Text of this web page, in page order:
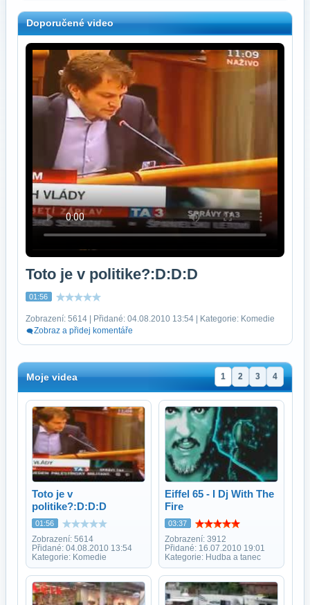
Doporučené video
Toto je v politike?:D:D:D
01:56
Zobrazení: 5614 | Přidané: 04.08.2010 13:54 | Kategorie: Komedie
Zobraz a přidej komentáře
Moje videa 1 2 3 4
Toto je v
politike?:D:D:D
01:56
Zobrazení: 5614
Přidané: 04.08.2010 13:54
Kategorie: Komedie
Eiffel 65 - I Dj With The
Fire
03:37
Zobrazení: 3912
Přidané: 16.07.2010 19:01
Kategorie: Hudba a tanec